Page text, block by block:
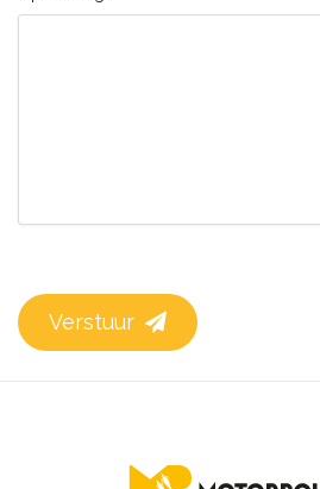
Verstuur